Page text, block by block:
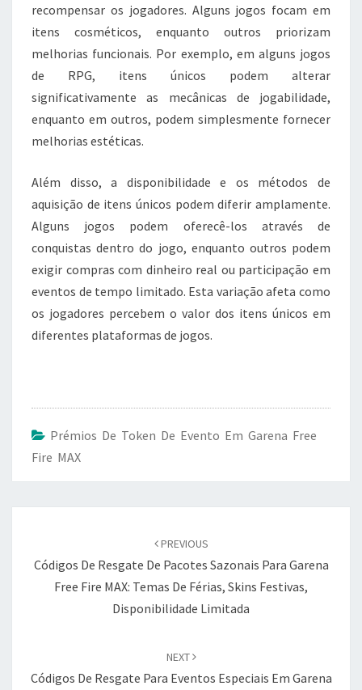
recompensar os jogadores. Alguns jogos focam em
itens cosméticos, enquanto outros priorizam
melhorias funcionais. Por exemplo, em alguns jogos
de RPG, itens únicos podem alterar
significativamente as mecânicas de jogabilidade,
enquanto em outros, podem simplesmente fornecer
melhorias estéticas.
Além disso, a disponibilidade e os métodos de
aquisição de itens únicos podem diferir amplamente.
Alguns jogos podem oferecê-los através de
conquistas dentro do jogo, enquanto outros podem
exigir compras com dinheiro real ou participação em
eventos de tempo limitado. Esta variação afeta como
os jogadores percebem o valor dos itens únicos em
diferentes plataformas de jogos.
Prémios De Token De Evento Em Garena Free
Fire MAX
PREVIOUS
Códigos De Resgate De Pacotes Sazonais Para Garena
Free Fire MAX: Temas De Férias, Skins Festivas,
Disponibilidade Limitada
NEXT
Códigos De Resgate Para Eventos Especiais Em Garena